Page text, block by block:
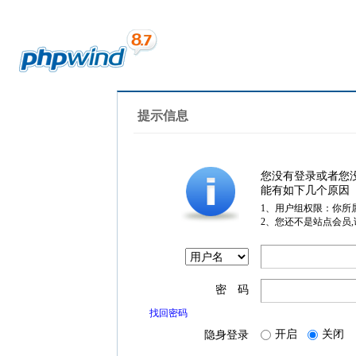
提示信息
您没有登录或者您
能有如下几个原因
1、用户组权限：你所
2、您还不是站点会员
密 码
找回密码
隐身登录 开启 关闭